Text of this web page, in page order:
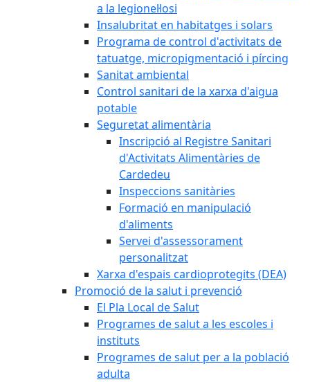
a la legionel·losi
Insalubritat en habitatges i solars
Programa de control d'activitats de
tatuatge, micropigmentació i pírcing
Sanitat ambiental
Control sanitari de la xarxa d'aigua
potable
Seguretat alimentària
Inscripció al Registre Sanitari
d'Activitats Alimentàries de
Cardedeu
Inspeccions sanitàries
Formació en manipulació
d'aliments
Servei d'assessorament
personalitzat
Xarxa d'espais cardioprotegits (DEA)
Promoció de la salut i prevenció
El Pla Local de Salut
Programes de salut a les escoles i
instituts
Programes de salut per a la població
adulta